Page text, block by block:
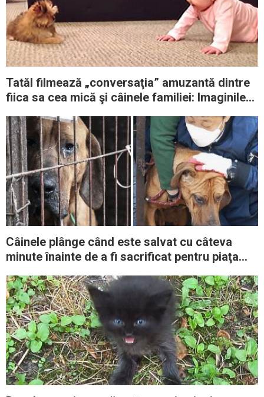
Tatăl filmează „conversaţia” amuzantă dintre
fiica sa cea mică şi câinele familiei: Imaginile
Câinele plânge când este salvat cu câteva
minute înainte de a fi sacrificat pentru piaţa